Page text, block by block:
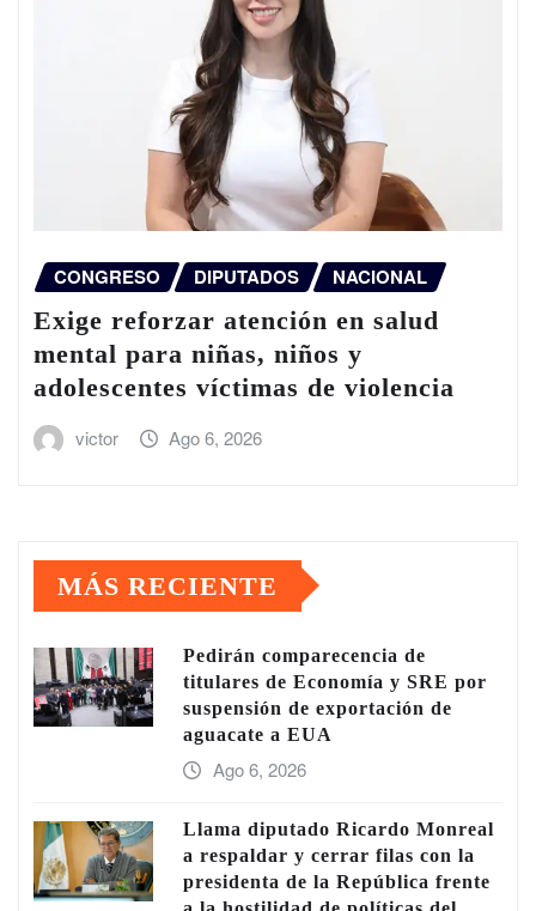
CONGRESO DIPUTADOS NACIONAL
Exige reforzar atención en salud
mental para niñas, niños y
adolescentes víctimas de violencia
victor Ago 6, 2026
MÁS RECIENTE
Pedirán comparecencia de
titulares de Economía y SRE por
suspensión de exportación de
aguacate a EUA
Ago 6, 2026
Llama diputado Ricardo Monreal
a respaldar y cerrar filas con la
presidenta de la República frente